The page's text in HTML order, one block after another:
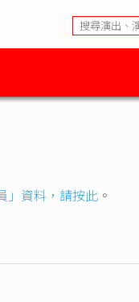
」資料，請按此 。